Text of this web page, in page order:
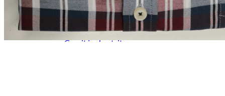
Naisten housut
Leggingsit ja collegehousut
Naisten housut
Naisten farkut
Caprit ja shortsit